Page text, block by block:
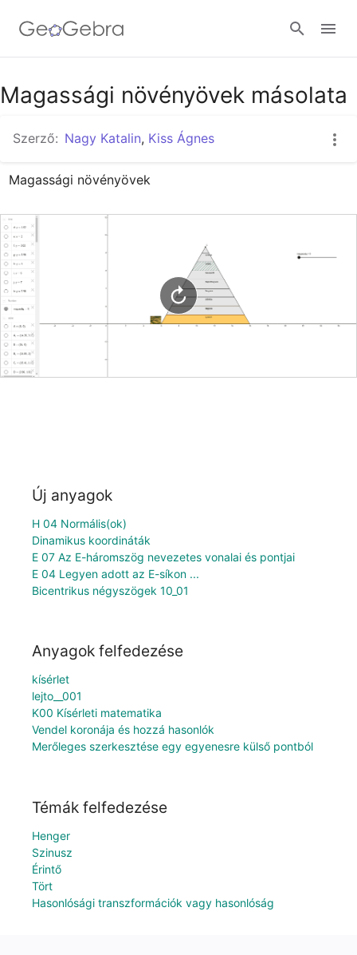
Google Classroom
GeoGebra Classroom
Magassági növényövek másolata
Szerző: Nagy Katalin, Kiss Ágnes
Magassági növényövek
Új anyagok
H 04 Normális(ok)
Dinamikus koordináták
E 07 Az E-háromszög nevezetes vonalai és pontjai
E 04 Legyen adott az E-síkon ...
Bicentrikus négyszögek 10_01
Anyagok felfedezése
kísérlet
lejto__001
K00 Kísérleti matematika
Vendel koronája és hozzá hasonlók
Merőleges szerkesztése egy egyenesre külső pontból
Témák felfedezése
Henger
Szinusz
Érintő
Tört
Hasonlósági transzformációk vagy hasonlóság